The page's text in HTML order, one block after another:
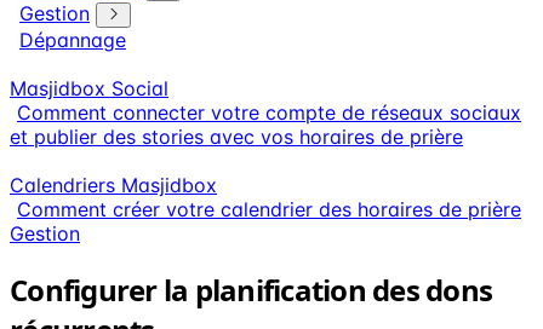
Gestion
Dépannage
Masjidbox Social
Comment connecter votre compte de réseaux sociaux
et publier des stories avec vos horaires de prière
Calendriers Masjidbox
Comment créer votre calendrier des horaires de prière
Gestion
Configurer la planification des dons